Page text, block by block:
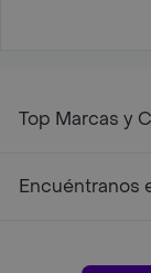
Top Marcas y
Encuéntranos